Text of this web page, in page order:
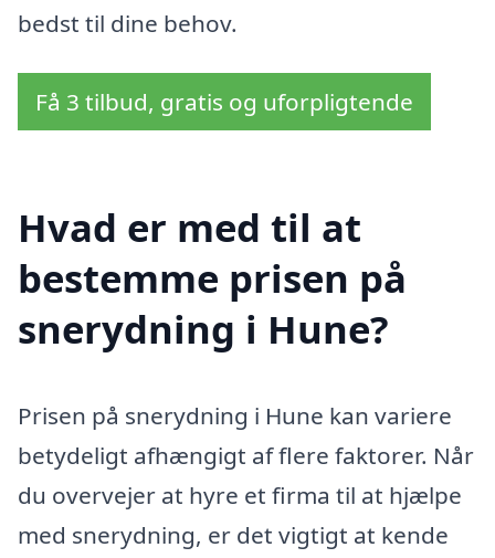
bedst til dine behov.
Få 3 tilbud, gratis og uforpligtende
Hvad er med til at
bestemme prisen på
snerydning i Hune?
Prisen på snerydning i Hune kan variere
betydeligt afhængigt af flere faktorer. Når
du overvejer at hyre et firma til at hjælpe
med snerydning, er det vigtigt at kende